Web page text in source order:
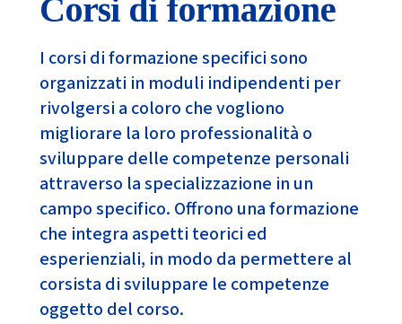
Corsi di formazione
I corsi di formazione specifici sono
organizzati in moduli indipendenti per
rivolgersi a coloro che vogliono
migliorare la loro professionalità o
sviluppare delle competenze personali
attraverso la specializzazione in un
campo specifico. Offrono una formazione
che integra aspetti teorici ed
esperienziali, in modo da permettere al
corsista di sviluppare le competenze
oggetto del corso.